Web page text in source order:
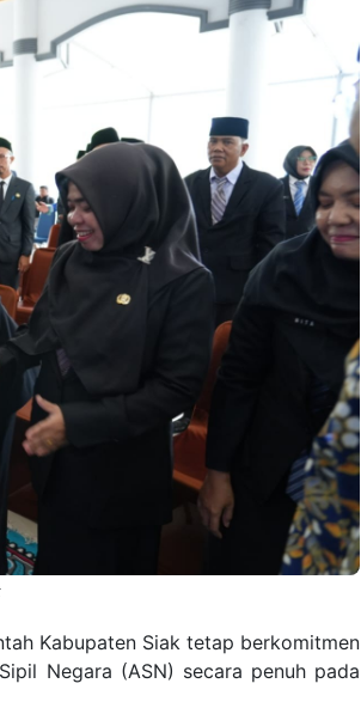
Kabupaten Siak tetap berkomitmen
Negara (ASN) secara penuh pada